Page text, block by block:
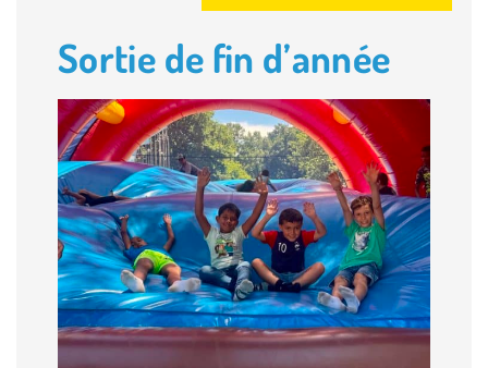
Sortie de fin d’année